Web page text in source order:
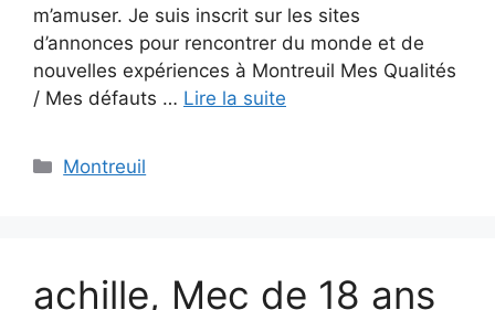
m’amuser. Je suis inscrit sur les sites
d’annonces pour rencontrer du monde et de
nouvelles expériences à Montreuil Mes Qualités
/ Mes défauts … Lire la suite
Catégories
Montreuil
achille, Mec de 18 ans